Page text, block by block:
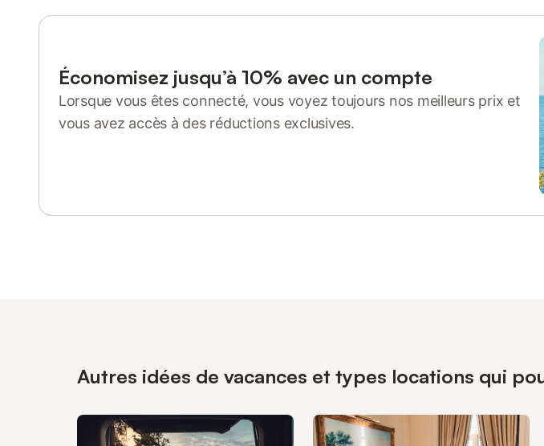
Économisez jusqu’à 10% avec un compte
Lorsque vous êtes connecté, vous voyez toujours nos meilleurs prix et
vous avez accès à des réductions exclusives.
Autres idées de vacances et types locations qui